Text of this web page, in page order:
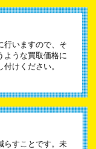
行いますので、そ
ような買取価格に
けください。
らすことです。未